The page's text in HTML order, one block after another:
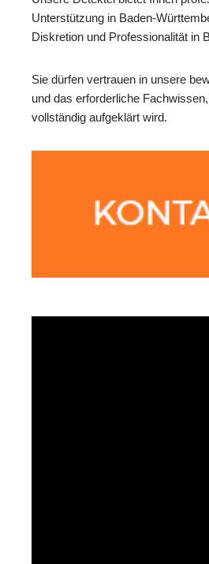
Unterstützung in Baden-
Diskretion und Professionalität in
Sie dürfen vertrauen in unsere
und das erforderliche
vollständig aufgeklärt wird.